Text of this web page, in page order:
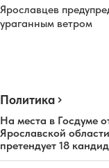
Ярославцев
ураганным ветром
Политика
На места в Госдуме
Ярославской области
претендует 18